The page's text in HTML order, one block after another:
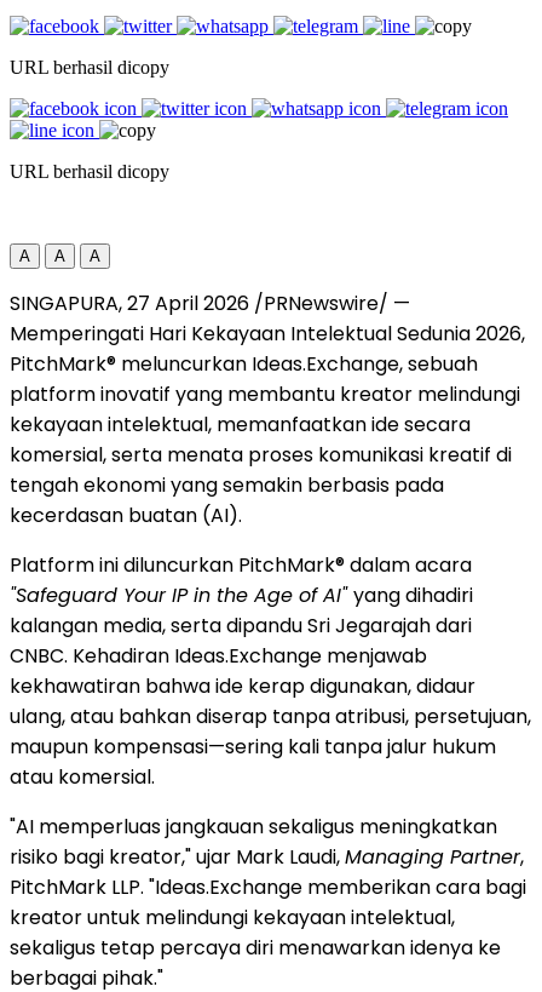
URL berhasil dicopy
URL berhasil dicopy
A A A
SINGAPURA, 27 April 2026 /PRNewswire/ —
Memperingati Hari Kekayaan Intelektual Sedunia 2026,
PitchMark® meluncurkan Ideas.Exchange, sebuah
platform inovatif yang membantu kreator melindungi
kekayaan intelektual, memanfaatkan ide secara
komersial, serta menata proses komunikasi kreatif di
tengah ekonomi yang semakin berbasis pada
kecerdasan buatan (AI).
Platform ini diluncurkan PitchMark® dalam acara
"Safeguard Your IP in the Age of AI"yang dihadiri
kalangan media, serta dipandu Sri Jegarajah dari
CNBC. Kehadiran Ideas.Exchange menjawab
kekhawatiran bahwa ide kerap digunakan, didaur
ulang, atau bahkan diserap tanpa atribusi, persetujuan,
maupun kompensasi—sering kali tanpa jalur hukum
atau komersial.
"AI memperluas jangkauan sekaligus meningkatkan
risiko bagi kreator," ujar Mark Laudi,Managing Partner,
PitchMark LLP. "Ideas.Exchange memberikan cara bagi
kreator untuk melindungi kekayaan intelektual,
sekaligus tetap percaya diri menawarkan idenya ke
berbagai pihak."